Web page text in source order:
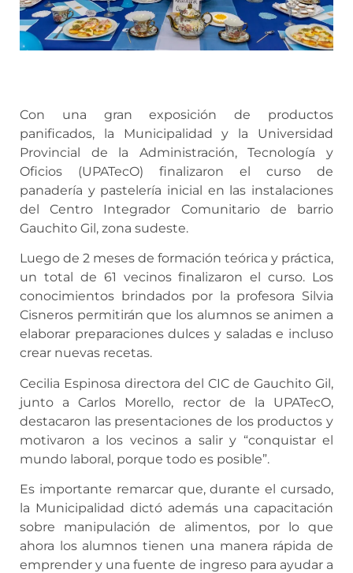
Con una gran exposición de productos
panificados, la Municipalidad y la Universidad
Provincial de la Administración, Tecnología y
Oficios (UPATecO) finalizaron el curso de
panadería y pastelería inicial en las instalaciones
del Centro Integrador Comunitario de barrio
Gauchito Gil, zona sudeste.
Luego de 2 meses de formación teórica y práctica,
un total de 61 vecinos finalizaron el curso. Los
conocimientos brindados por la profesora Silvia
Cisneros permitirán que los alumnos se animen a
elaborar preparaciones dulces y saladas e incluso
crear nuevas recetas.
Cecilia Espinosa directora del CIC de Gauchito Gil,
junto a Carlos Morello, rector de la UPATecO,
destacaron las presentaciones de los productos y
motivaron a los vecinos a salir y “conquistar el
mundo laboral, porque todo es posible”.
Es importante remarcar que, durante el cursado,
la Municipalidad dictó además una capacitación
sobre manipulación de alimentos, por lo que
ahora los alumnos tienen una manera rápida de
emprender y una fuente de ingreso para ayudar a